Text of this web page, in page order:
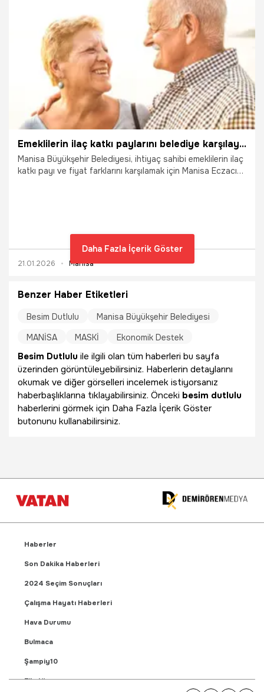
2.03.2026 Manisa
Emeklilerin ilaç katkı paylarını belediye karşılayacak
Manisa Büyükşehir Belediyesi, ihtiyaç sahibi emeklilerin ilaç
katkı payı ve fiyat farklarını karşılamak için Manisa Eczacı
21.01.2026 Manisa
Daha Fazla İçerik Göster
Benzer Haber Etiketleri
Besim Dutlulu
Manisa Büyükşehir Belediyesi
MANİSA
MASKİ Ekonomik Destek
Besim Dutlulu ile ilgili olan tüm haberleri bu sayfa
üzerinden görüntüleyebilirsiniz. Haberlerin detaylarını
okumak ve diğer görselleri incelemek istiyorsanız
haberbaşlıklarına tıklayabilirsiniz. Önceki besim dutlulu
haberlerini görmek için Daha Fazla İçerik Göster
butonunu kullanabilirsiniz.
Haberler
Son Dakika Haberleri
2024 Seçim Sonuçları
Çalışma Hayatı Haberleri
Hava Durumu
Bulmaca
Şampiy10
Fikstür